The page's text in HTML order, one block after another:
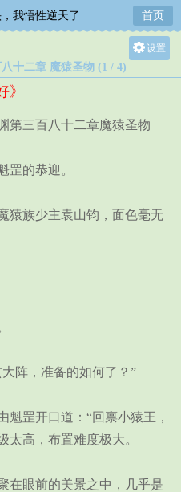
我悟性逆天了 首页
设置
中
十二章 魔猿圣物 (1 / 4)
》
三百八十二章魔猿圣物
的恭迎。
族少主袁山钧，面色毫无
阵，准备的如何了？”
罡开口道：“回禀小猿王，
太高，布置难度极大。
眼前的美景之中，几乎是